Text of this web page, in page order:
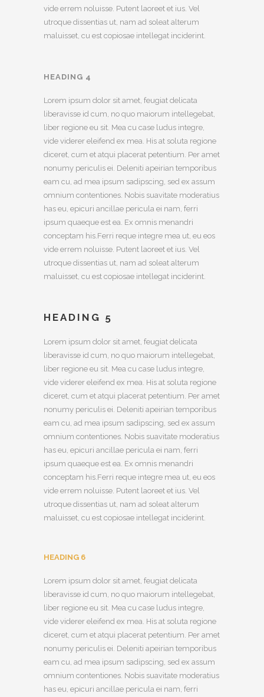
vide errem noluisse. Putent laoreet et ius. Vel
utroque dissentias ut, nam ad soleat alterum
maluisset, cu est copiosae intellegat inciderint.
HEADING 4
Lorem ipsum dolor sit amet, feugiat delicata
liberavisse id cum, no quo maiorum intellegebat,
liber regione eu sit. Mea cu case ludus integre,
vide viderer eleifend ex mea. His at soluta regione
diceret, cum et atqui placerat petentium. Per amet
nonumy periculis ei. Deleniti apeirian temporibus
eam cu, ad mea ipsum sadipscing, sed ex assum
omnium contentiones. Nobis suavitate moderatius
has eu, epicuri ancillae pericula ei nam, ferri
ipsum quaeque est ea. Ex omnis menandri
conceptam his.Ferri reque integre mea ut, eu eos
vide errem noluisse. Putent laoreet et ius. Vel
utroque dissentias ut, nam ad soleat alterum
maluisset, cu est copiosae intellegat inciderint.
HEADING 5
Lorem ipsum dolor sit amet, feugiat delicata
liberavisse id cum, no quo maiorum intellegebat,
liber regione eu sit. Mea cu case ludus integre,
vide viderer eleifend ex mea. His at soluta regione
diceret, cum et atqui placerat petentium. Per amet
nonumy periculis ei. Deleniti apeirian temporibus
eam cu, ad mea ipsum sadipscing, sed ex assum
omnium contentiones. Nobis suavitate moderatius
has eu, epicuri ancillae pericula ei nam, ferri
ipsum quaeque est ea. Ex omnis menandri
conceptam his.Ferri reque integre mea ut, eu eos
vide errem noluisse. Putent laoreet et ius. Vel
utroque dissentias ut, nam ad soleat alterum
maluisset, cu est copiosae intellegat inciderint.
HEADING 6
Lorem ipsum dolor sit amet, feugiat delicata
liberavisse id cum, no quo maiorum intellegebat,
liber regione eu sit. Mea cu case ludus integre,
vide viderer eleifend ex mea. His at soluta regione
diceret, cum et atqui placerat petentium. Per amet
nonumy periculis ei. Deleniti apeirian temporibus
eam cu, ad mea ipsum sadipscing, sed ex assum
omnium contentiones. Nobis suavitate moderatius
has eu, epicuri ancillae pericula ei nam, ferri